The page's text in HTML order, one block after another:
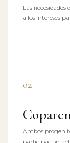
Las
a los intereses
02
Ambos
participación